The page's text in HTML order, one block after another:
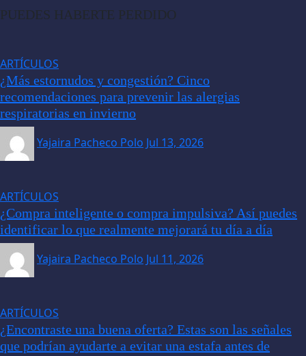
PUEDES HABERTE PERDIDO
ARTÍCULOS
¿Más estornudos y congestión? Cinco
recomendaciones para prevenir las alergias
respiratorias en invierno
Yajaira Pacheco Polo Jul 13, 2026
ARTÍCULOS
¿Compra inteligente o compra impulsiva? Así puedes
identificar lo que realmente mejorará tu día a día
Yajaira Pacheco Polo Jul 11, 2026
ARTÍCULOS
¿Encontraste una buena oferta? Estas son las señales
que podrían ayudarte a evitar una estafa antes de